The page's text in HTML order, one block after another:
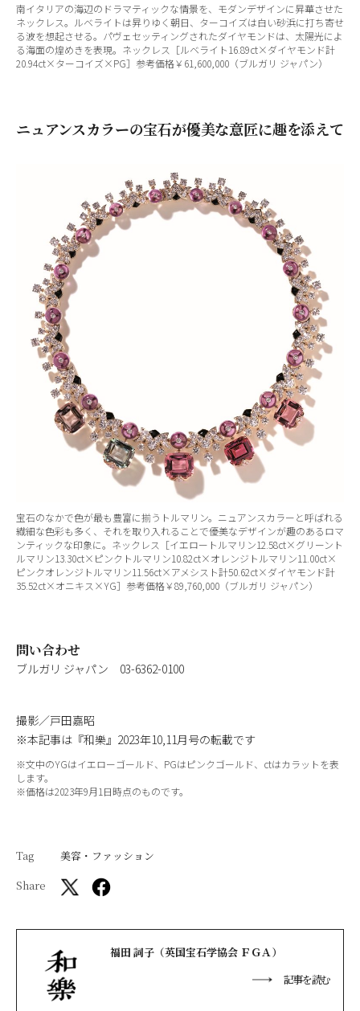
南イタリアの海辺のドラマティックな情景を、モダンデザインに昇華させた
ネックレス。ルベライトは昇りゆく朝日、ターコイズは白い砂浜に打ち寄せ
る波を想起させる。パヴェセッティングされたダイヤモンドは、太陽光によ
る海面の煌めきを表現。ネックレス［ルベライト16.89ct×ダイヤモンド計
20.94ct×ターコイズ×PG］参考価格￥61,600,000（ブルガリ ジャパン）
ニュアンスカラーの宝石が優美な意匠に趣を添えて
宝石のなかで色が最も豊富に揃うトルマリン。ニュアンスカラーと呼ばれる
繊細な色彩も多く、それを取り入れることで優美なデザインが趣のあるロマ
ンティックな印象に。ネックレス［イエロートルマリン12.58ct×グリーント
ルマリン13.30ct×ピンクトルマリン10.82ct×オレンジトルマリン11.00ct×
ピンクオレンジトルマリン11.56ct×アメシスト計50.62ct×ダイヤモンド計
35.52ct×オニキス×YG］参考価格￥89,760,000（ブルガリ ジャパン）
問い合わせ
ブルガリ ジャパン 03-6362-0100
撮影／戸田嘉昭
※本記事は『和樂』2023年10,11月号の転載です
※文中のYGはイエローゴールド、PGはピンクゴールド、ctはカラットを表
します。
※価格は2023年9月1日時点のものです。
Tag
美容・ファッション
Share
福田 詞子（英国宝石学協会 ＦＧＡ）
記事を読む